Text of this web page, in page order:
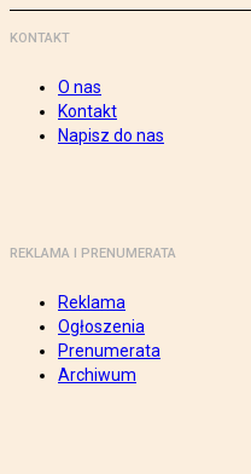
KONTAKT
O nas
Kontakt
Napisz do nas
REKLAMA I PRENUMERATA
Reklama
Ogłoszenia
Prenumerata
Archiwum